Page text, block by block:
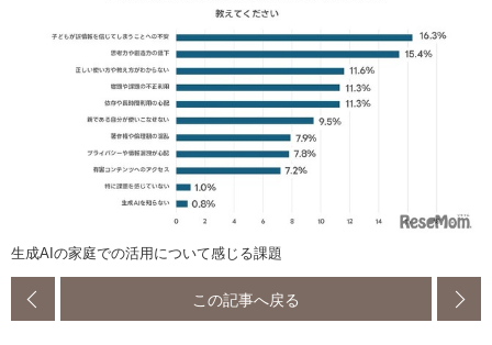
生成AIの家庭での活用について感じる課題
この記事へ戻る